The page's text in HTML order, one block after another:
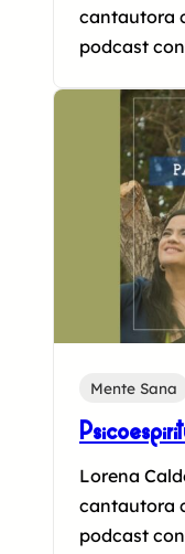
cantautora
podcast
Mente Sana
Lorena
cantautora
podcast